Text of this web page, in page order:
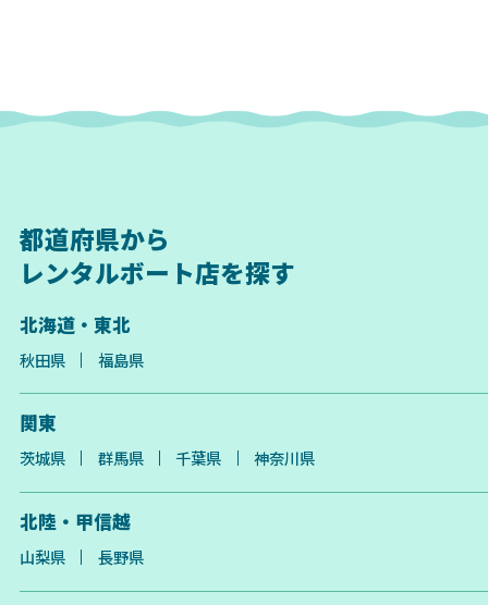
都道府県から
レンタルボート店を探す
北海道・東北
秋田県 福島県
関東
茨城県 群馬県 千葉県 神奈川県
北陸・甲信越
山梨県 長野県